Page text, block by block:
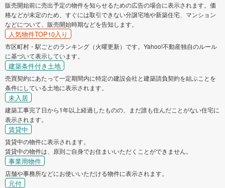
販売開始前に売出予定の物件を知らせるための広告の場合に表示されます。価
格などが未定のため、すぐには取引できない分譲宅地や新築住宅、マンション
などについて、販売開始時期などを告知します。
人気物件TOP10入り
市区町村・駅ごとのランキング（火曜更新）です。Yahoo!不動産独自のルール
に基づいて表示しています。
建築条件付き土地
売買契約にあたって一定期間内に特定の建設会社と建築請負契約を結ぶことを
条件にしている土地に表示されます。
未入居
建築工事完了日から1年以上経過したものの、まだ誰も住んだことがない住宅に
表示されます。
賃貸中
賃貸中の物件に表示されます。
賃貸中の物件は、原則ご自身でお住まいいただくことができません。
事業用物件
店舗や事務所などにお使いいただける物件に表示されます。
元付